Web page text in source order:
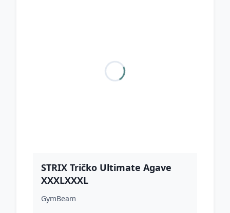
STRIX Tričko Ultimate Agave
XXXLXXXL
GymBeam